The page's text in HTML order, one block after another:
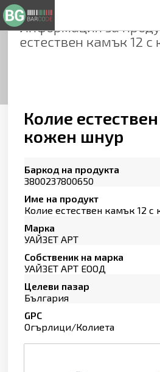
Информация за
естествен камък 12
Колие
кожен шнур
Баркод на продукта
3800237800650
Име на продукт
Колие естествен камък 12
Марка
УАЙЗЕТ АРТ
Собственик на марка
УАЙЗЕТ АРТ ЕООД
Целеви пазар
България
GPC
Огърлици/Колиета
Общи